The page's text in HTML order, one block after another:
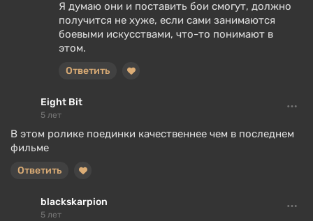
Я думаю они и поставить бои смогут, должно
получится не хуже, если сами занимаются
боевыми искусствами, что-то понимают в
этом.
Ответить
Eight Bit
5 лет
В этом ролике поединки качественнее чем в последнем
фильме
Ответить
blackskarpion
5 лет